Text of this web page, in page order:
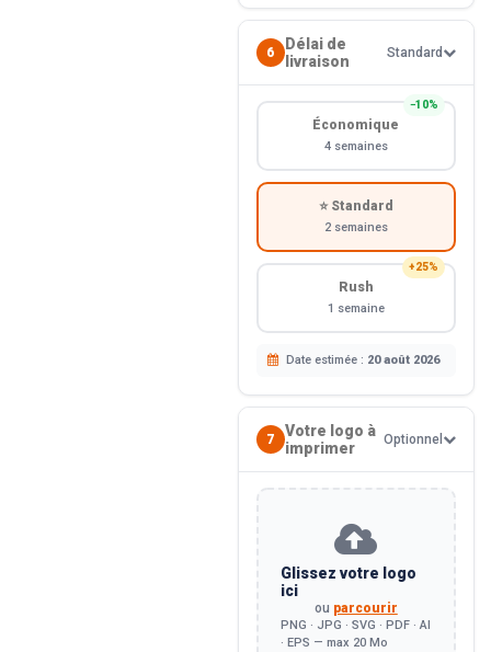
6
Délai de
livraison
Standard
−10%
Économique
4 semaines
⭐ Standard
2 semaines
+25%
Rush
1 semaine
Date estimée : 20 août 2026
7
Votre logo à
imprimer
Optionnel
Glissez votre logo
ici
ou parcourir
PNG · JPG · SVG · PDF · AI
· EPS — max 20 Mo